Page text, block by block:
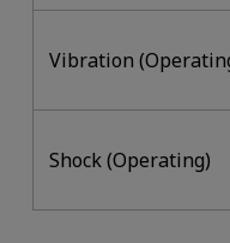
Vibration
Shock (Operating)